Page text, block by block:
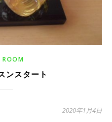
ンスタート
2020年1月4日